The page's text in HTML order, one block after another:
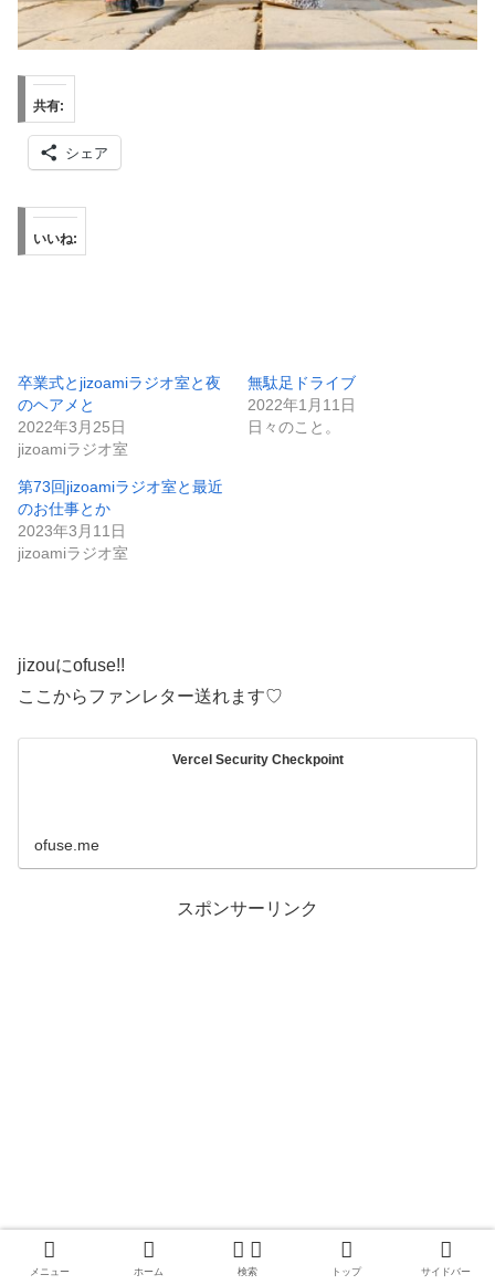
共有:
シェア
いいね:
卒業式とjizoamiラジオ室と夜
のヘアメと
2022年3月25日
jizoamiラジオ室
無駄足ドライブ
2022年1月11日
日々のこと。
第73回jizoamiラジオ室と最近
のお仕事とか
2023年3月11日
jizoamiラジオ室
jizouにofuse!!
ここからファンレター送れます♡
Vercel Security Checkpoint
ofuse.me
スポンサーリンク
メニュー ホーム 検索 トップ サイドバー